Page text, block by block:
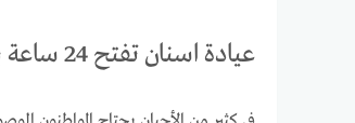
عيادة اسنان تفتح 24 ساعة بالرياض